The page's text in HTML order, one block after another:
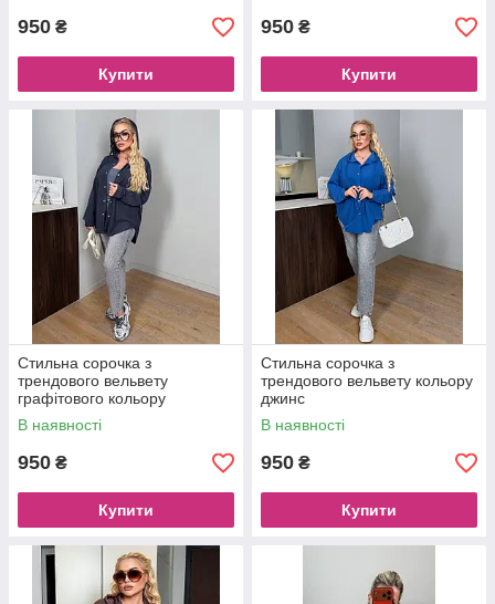
950 ₴
Купити
950 ₴
Купити
Стильна сорочка з
трендового вельвету
графітового кольору
В наявності
950 ₴
Купити
Стильна сорочка з
трендового вельвету кольору
джинс
В наявності
950 ₴
Купити